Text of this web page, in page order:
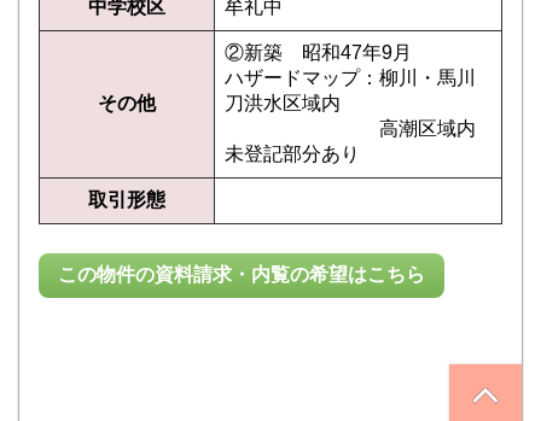
中学校区 牟礼中
その他
②新築 昭和47年9月
ハザードマップ：柳川・馬川
刀洪水区域内
高潮区域内
未登記部分あり
取引形態
この物件の資料請求・内覧の希望はこちら